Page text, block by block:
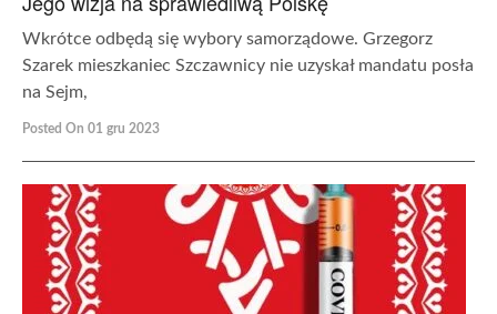
Wkrótce odbędą się wybory samorządowe. Grzegorz
Szarek mieszkaniec Szczawnicy nie uzyskał mandatu posła
na Sejm,
Posted On 01 gru 2023